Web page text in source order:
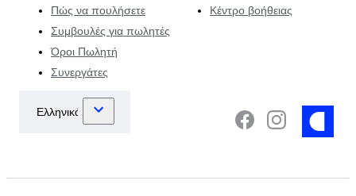
Πώς να πουλήσετε
Συμβουλές για πωλητές
Όροι Πωλητή
Συνεργάτες
Κέντρο βοήθειας